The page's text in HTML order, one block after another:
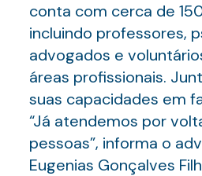
conta com cerca de
incluindo professores,
advogados e
áreas profissionais.
suas capacidades em
“Já atendemos por
pessoas”, informa o
Eugenias Gonçalves